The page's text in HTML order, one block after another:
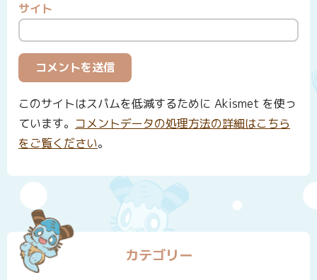
サイト
このサイトはスパムを低減するために Akismet を使っ
ています。 コメントデータの処理方法の詳細はこちら
をご覧ください。
カテゴリー